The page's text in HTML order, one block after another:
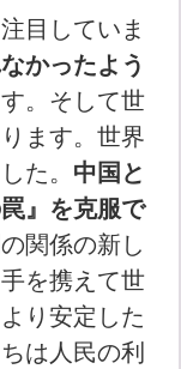
目していま
かったよう
。そして世
ます。世界
た。 中国と
』を克服で
関係の新し
を携えて世
り安定した
は人民の利